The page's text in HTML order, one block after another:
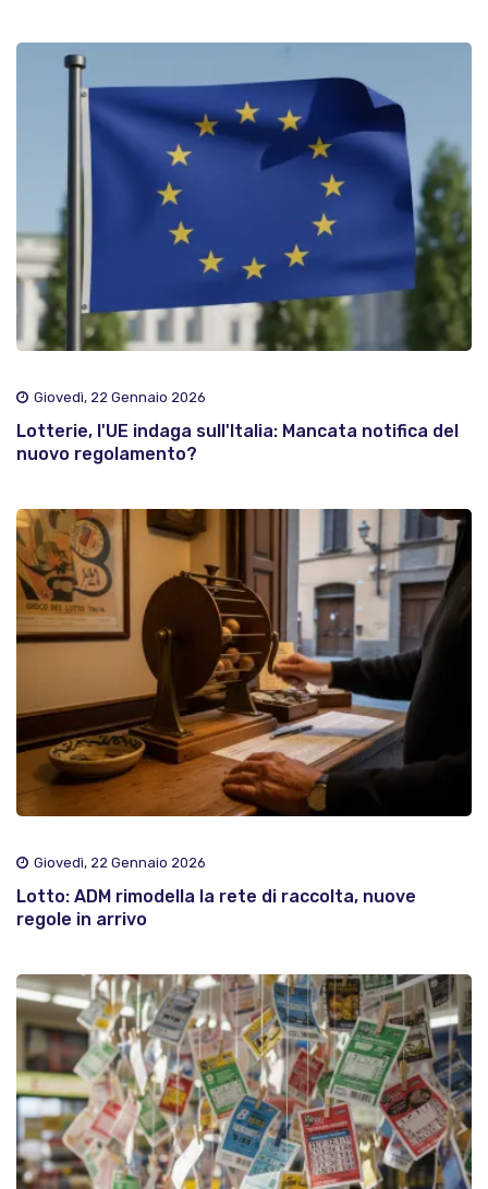
Giovedì, 22 Gennaio 2026
Lotterie, l'UE indaga sull'Italia: Mancata notifica del
nuovo regolamento?
Giovedì, 22 Gennaio 2026
Lotto: ADM rimodella la rete di raccolta, nuove
regole in arrivo